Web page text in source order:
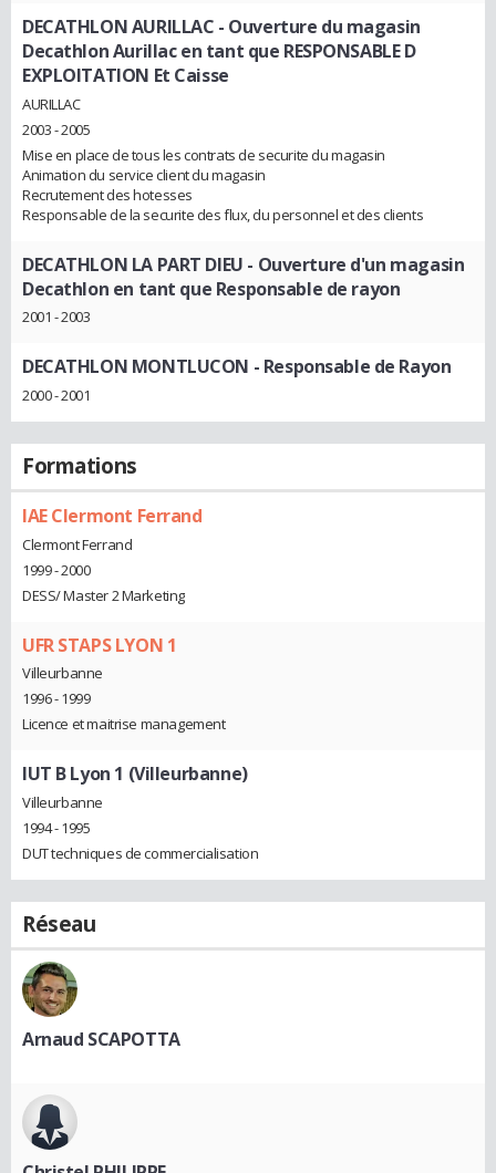
DECATHLON AURILLAC - Ouverture du magasin
Decathlon Aurillac en tant que RESPONSABLE D
EXPLOITATION Et Caisse
AURILLAC
2003 - 2005
Mise en place de tous les contrats de securite du magasin
Animation du service client du magasin
Recrutement des hotesses
Responsable de la securite des flux, du personnel et des clients
DECATHLON LA PART DIEU - Ouverture d'un magasin
Decathlon en tant que Responsable de rayon
2001 - 2003
DECATHLON MONTLUCON - Responsable de Rayon
2000 - 2001
Formations
IAE Clermont Ferrand
Clermont Ferrand
1999 - 2000
DESS/ Master 2 Marketing
UFR STAPS LYON 1
Villeurbanne
1996 - 1999
Licence et maitrise management
IUT B Lyon 1 (Villeurbanne)
Villeurbanne
1994 - 1995
DUT techniques de commercialisation
Réseau
Arnaud SCAPOTTA